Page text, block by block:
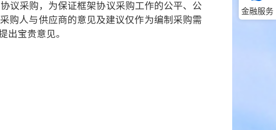
议采购， 为保证框架协议采购工作的公平、公
采购人与供应商的意见及建议仅作为编制采购需
出宝贵意见。
金融服务